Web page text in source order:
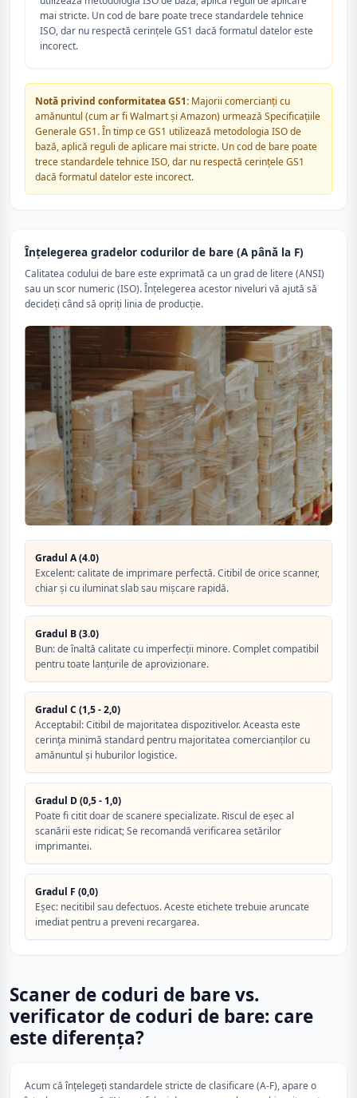
mai stricte. Un cod de bare poate trece standardele tehnice
ISO, dar nu respectă cerințele GS1 dacă formatul datelor este
incorect.
Notă privind conformitatea GS1: Majorii comercianți cu
amănuntul (cum ar fi Walmart și Amazon) urmează Specificațiile
Generale GS1. În timp ce GS1 utilizează metodologia ISO de
bază, aplică reguli de aplicare mai stricte. Un cod de bare poate
trece standardele tehnice ISO, dar nu respectă cerințele GS1
dacă formatul datelor este incorect.
Înțelegerea gradelor codurilor de bare (A până la F)
Calitatea codului de bare este exprimată ca un grad de litere (ANSI)
sau un scor numeric (ISO). Înțelegerea acestor niveluri vă ajută să
decideți când să opriți linia de producție.
Gradul A (4.0)
Excelent: calitate de imprimare perfectă. Citibil de orice scanner,
chiar și cu iluminat slab sau mișcare rapidă.
Gradul B (3.0)
Bun: de înaltă calitate cu imperfecții minore. Complet compatibil
pentru toate lanțurile de aprovizionare.
Gradul C (1,5 - 2,0)
Acceptabil: Citibil de majoritatea dispozitivelor. Aceasta este
cerința minimă standard pentru majoritatea comercianților cu
amănuntul și huburilor logistice.
Gradul D (0,5 - 1,0)
Poate fi citit doar de scanere specializate. Riscul de eșec al
scanării este ridicat; Se recomandă verificarea setărilor
imprimantei.
Gradul F (0,0)
Eșec: necitibil sau defectuos. Aceste etichete trebuie aruncate
imediat pentru a preveni recargarea.
Scaner de coduri de bare vs.
verificator de coduri de bare: care
este diferența?
Acum că înțelegeți standardele stricte de clasificare (A-F), apare o